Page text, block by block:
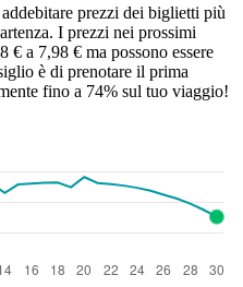
prezzi dei biglietti più
I prezzi nei prossimi
€ a 7,98 € ma possono essere
è di prenotare il prima
fino a 74% sul tuo viaggio!